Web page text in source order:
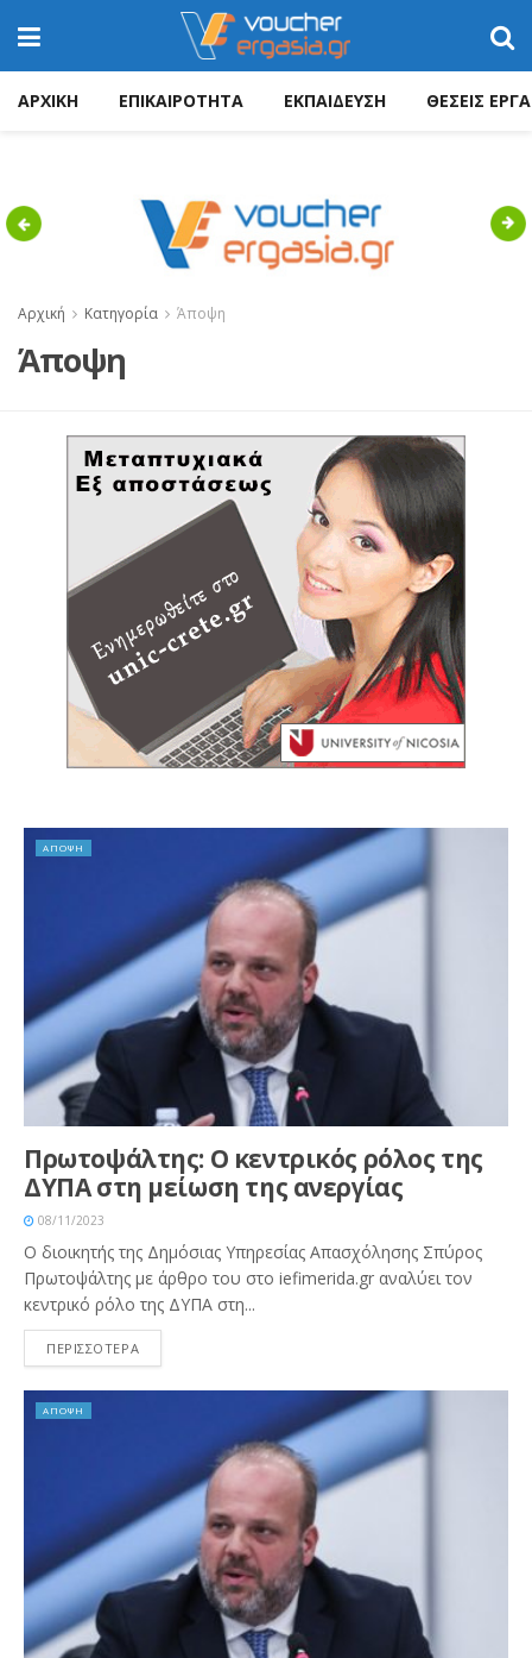
ΑΡΧΙΚΗ ΕΠΙΚΑΙΡΟΤΗΤΑ ΕΚΠΑΙΔΕΥΣΗ ΘΕΣΕΙΣ
Previous
Αρχική Κατηγορία Άποψη
Άποψη
ΑΠΟΨΗ
Πρωτοψάλτης: Ο κεντρικός ρόλος της
ΔΥΠΑ στη μείωση της ανεργίας
08/11/2023
Ο διοικητής της Δημόσιας Υπηρεσίας Απασχόλησης Σπύρος
Πρωτοψάλτης με άρθρο του στο iefimerida.gr αναλύει τον
κεντρικό ρόλο της ΔΥΠΑ στη...
ΠΕΡΙΣΣΟΤΕΡΑ
ΑΠΟΨΗ